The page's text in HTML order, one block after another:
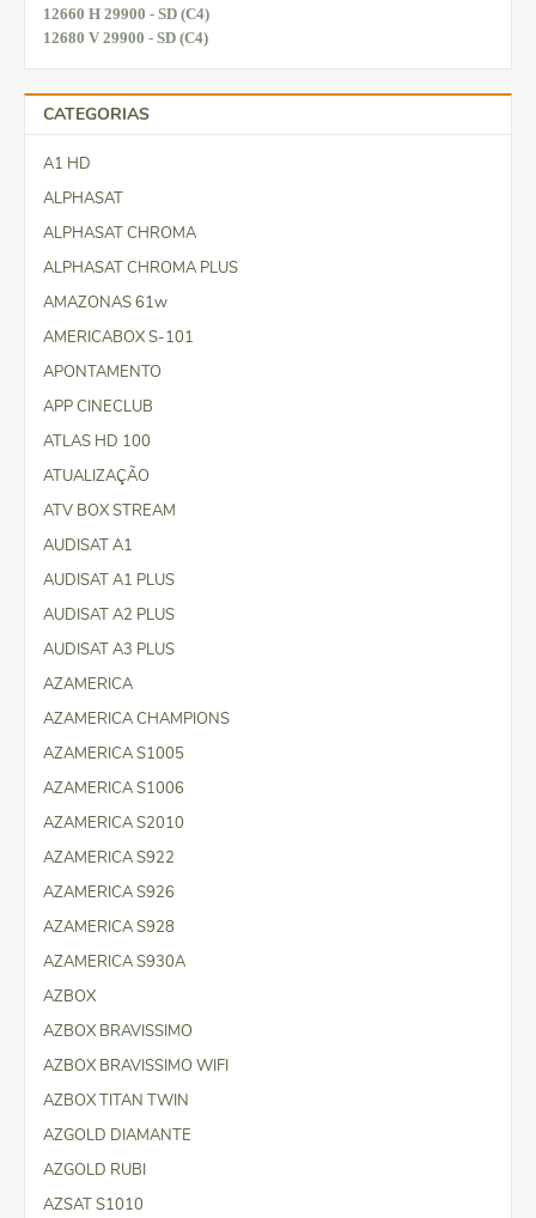
12660 H 29900 - SD (C4)
12680 V 29900 - SD (C4)
CATEGORIAS
A1 HD
ALPHASAT
ALPHASAT CHROMA
ALPHASAT CHROMA PLUS
AMAZONAS 61w
AMERICABOX S-101
APONTAMENTO
APP CINECLUB
ATLAS HD 100
ATUALIZAÇÃO
ATV BOX STREAM
AUDISAT A1
AUDISAT A1 PLUS
AUDISAT A2 PLUS
AUDISAT A3 PLUS
AZAMERICA
AZAMERICA CHAMPIONS
AZAMERICA S1005
AZAMERICA S1006
AZAMERICA S2010
AZAMERICA S922
AZAMERICA S926
AZAMERICA S928
AZAMERICA S930A
AZBOX
AZBOX BRAVISSIMO
AZBOX BRAVISSIMO WIFI
AZBOX TITAN TWIN
AZGOLD DIAMANTE
AZGOLD RUBI
AZSAT S1010